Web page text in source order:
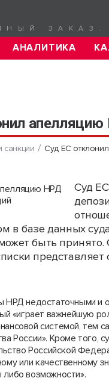
ЗАКАЗ.
АНАЛИТИКА
апелляцию
санкции Суд ЕС
Суд
в базе данных
быть
недостаточными и
«играет важнейшую
системой, тем
России». Кроме того,
Российской
или качественному
возможности».